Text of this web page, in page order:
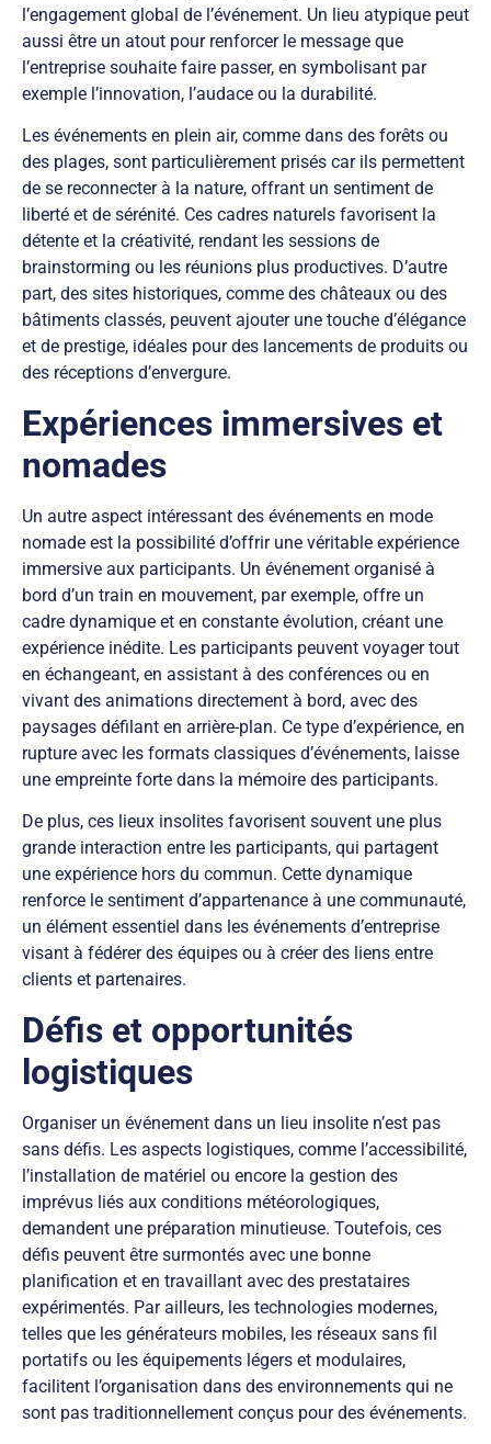
l’engagement global de l’événement. Un lieu atypique peut
aussi être un atout pour renforcer le message que
l’entreprise souhaite faire passer, en symbolisant par
exemple l’innovation, l’audace ou la durabilité.
Les événements en plein air, comme dans des forêts ou
des plages, sont particulièrement prisés car ils permettent
de se reconnecter à la nature, offrant un sentiment de
liberté et de sérénité. Ces cadres naturels favorisent la
détente et la créativité, rendant les sessions de
brainstorming ou les réunions plus productives. D’autre
part, des sites historiques, comme des châteaux ou des
bâtiments classés, peuvent ajouter une touche d’élégance
et de prestige, idéales pour des lancements de produits ou
des réceptions d’envergure.
Expériences immersives et
nomades
Un autre aspect intéressant des événements en mode
nomade est la possibilité d’offrir une véritable expérience
immersive aux participants. Un événement organisé à
bord d’un train en mouvement, par exemple, offre un
cadre dynamique et en constante évolution, créant une
expérience inédite. Les participants peuvent voyager tout
en échangeant, en assistant à des conférences ou en
vivant des animations directement à bord, avec des
paysages défilant en arrière-plan. Ce type d’expérience, en
rupture avec les formats classiques d’événements, laisse
une empreinte forte dans la mémoire des participants.
De plus, ces lieux insolites favorisent souvent une plus
grande interaction entre les participants, qui partagent
une expérience hors du commun. Cette dynamique
renforce le sentiment d’appartenance à une communauté,
un élément essentiel dans les événements d’entreprise
visant à fédérer des équipes ou à créer des liens entre
clients et partenaires.
Défis et opportunités
logistiques
Organiser un événement dans un lieu insolite n’est pas
sans défis. Les aspects logistiques, comme l’accessibilité,
l’installation de matériel ou encore la gestion des
imprévus liés aux conditions météorologiques,
demandent une préparation minutieuse. Toutefois, ces
défis peuvent être surmontés avec une bonne
planification et en travaillant avec des prestataires
expérimentés. Par ailleurs, les technologies modernes,
telles que les générateurs mobiles, les réseaux sans fil
portatifs ou les équipements légers et modulaires,
facilitent l’organisation dans des environnements qui ne
sont pas traditionnellement conçus pour des événements.